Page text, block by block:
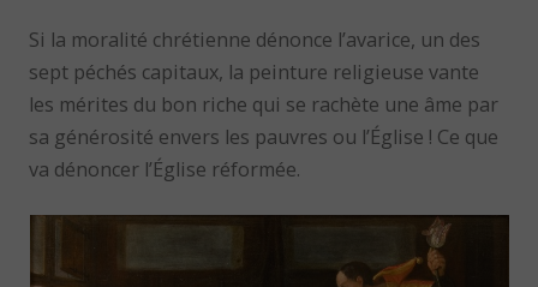
Si la moralité chrétienne dénonce l’avarice, un des
sept péchés capitaux, la peinture religieuse vante
les mérites du bon riche qui se rachète une âme par
sa générosité envers les pauvres ou l’Église ! Ce que
va dénoncer l’Église réformée.